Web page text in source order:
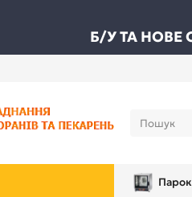
Б/У ТА НОВЕ